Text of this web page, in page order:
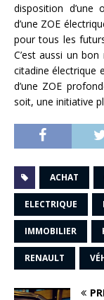
disposition d’une
d’une ZOE
pour tous les
C’est aussi un
citadine électrique
d’une ZOE
soit, une initiative
ACHAT
ELECTRIQUE
IMMOBILIER
RENAULT